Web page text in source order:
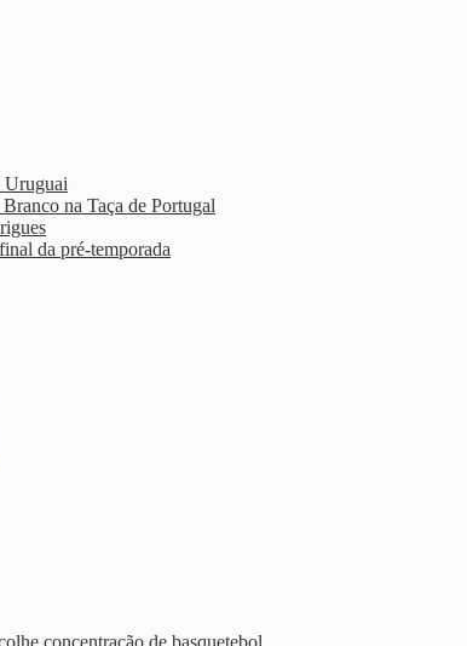
Uruguai
na Taça de Portugal
da pré-temporada
concentração de basquetebol